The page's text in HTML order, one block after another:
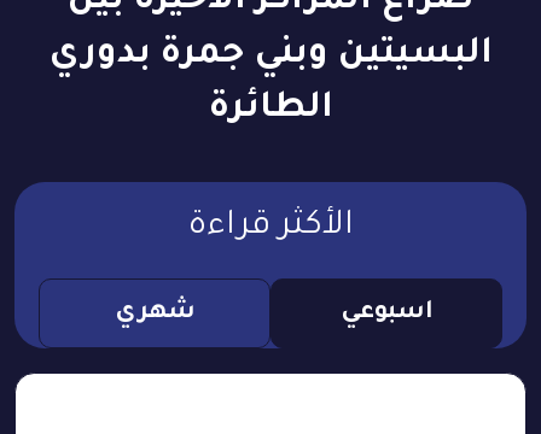
البسيتين وبني جمرة بدوري
الطائرة
الأكثر قراءة
اسبوعي شهري